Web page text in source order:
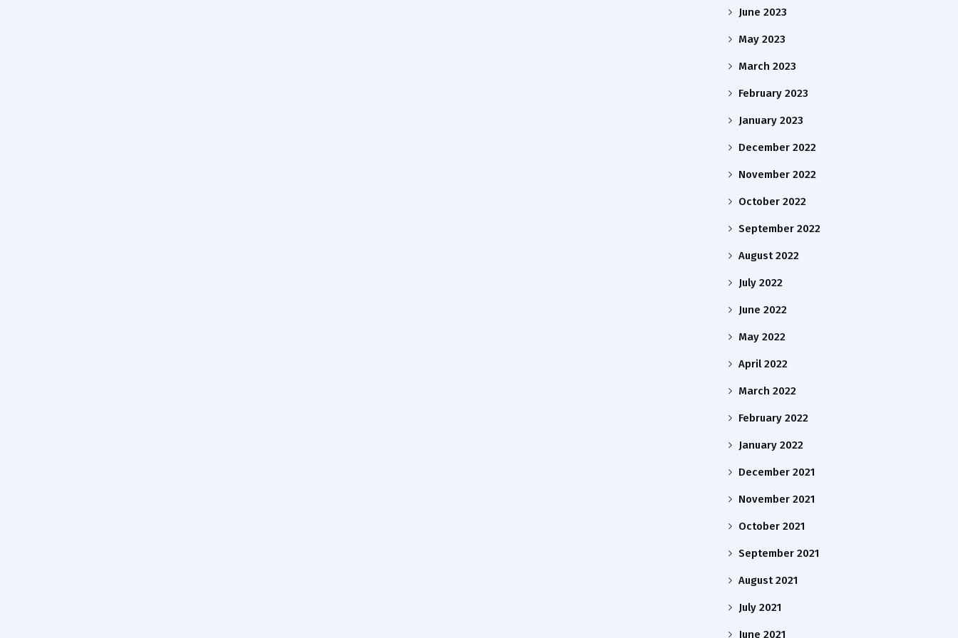
June 2023
May 2023
March 2023
February 2023
January 2023
December 2022
November 2022
October 2022
September 2022
August 2022
July 2022
June 2022
May 2022
April 2022
March 2022
February 2022
January 2022
December 2021
November 2021
October 2021
September 2021
August 2021
July 2021
June 2021